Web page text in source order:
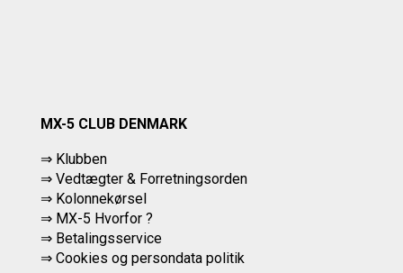
MX-5 CLUB DENMARK
⇒ Klubben
⇒ Vedtægter & Forretningsorden
⇒ Kolonnekørsel
⇒ MX-5 Hvorfor ?
⇒ Betalingsservice
⇒ Cookies og persondata politik